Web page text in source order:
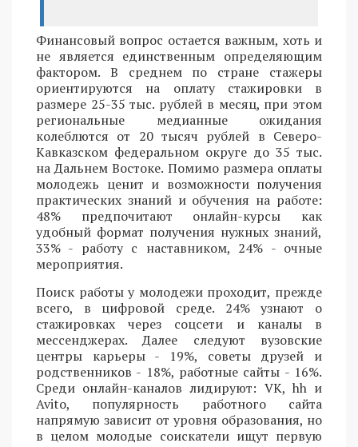
Финансовый вопрос остается важным, хоть и
не является единственным определяющим
фактором. В среднем по стране стажеры
ориентируются на оплату стажировки в
размере 25-35 тыс. рублей в месяц, при этом
региональные медианные ожидания
колеблются от 20 тысяч рублей в Северо-
Кавказском федеральном округе до 35 тыс.
на Дальнем Востоке. Помимо размера оплаты
молодежь ценит и возможности получения
практических знаний и обучения на работе:
48% предпочитают онлайн-курсы как
удобный формат получения нужных знаний,
33% - работу с наставником, 24% - очные
мероприятия.
Поиск работы у молодежи проходит, прежде
всего, в цифровой среде. 24% узнают о
стажировках через соцсети и каналы в
мессенджерах. Далее следуют вузовские
центры карьеры - 19%, советы друзей и
родственников - 18%, работные сайты - 16%.
Среди онлайн-каналов лидируют: VK, hh и
Avito, популярность работного сайта
напрямую зависит от уровня образования, но
в целом молодые соискатели ищут первую